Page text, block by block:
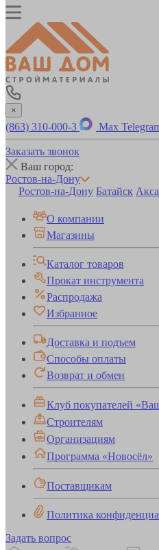
×
(863) 310-000-3 Max
Заказать звонок
Ваш город:
Ростов-на-Дону
Ростов-на-Дону Батайск
О компании
Магазины
Каталог товаров
Прокат инструмента
Распродажа
Избранное
Доставка и подъем
Способы оплаты
Возврат и обмен
Клуб покупателей
Строителям
Организациям
Программа «Новосёл»
Поставщикам
Политика
Задать вопрос